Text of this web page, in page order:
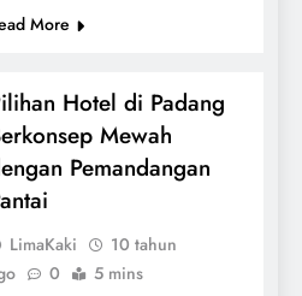
More
Hotel di Padang
Mewah
Pemandangan
LimaKaki
10 tahun
0 5 mins